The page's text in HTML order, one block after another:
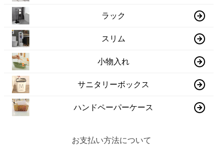
ラック
スリム
小物入れ
サニタリーボックス
ハンドペーパーケース
お支払い方法について